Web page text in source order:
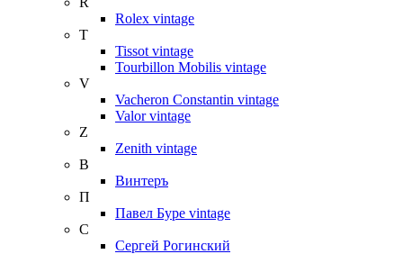
Rolex vintage
T
Tissot vintage
Tourbillon Mobilis vintage
V
Vacheron Constantin vintage
Valor vintage
Z
Zenith vintage
В
Винтеръ
П
Павел Буре vintage
С
Сергей Рогинский